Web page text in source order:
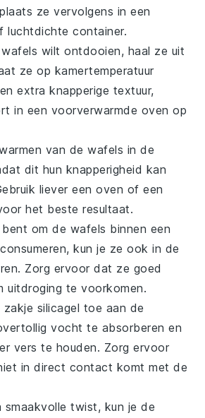
ze vervolgens in een
luchtdichte container.
wilt ontdooien, haal ze uit
ze op kamertemperatuur
extra knapperige textuur,
in een voorverwarmde oven op
van de wafels in de
dit hun knapperigheid kan
liever een oven of een
het beste resultaat.
om de wafels binnen een
kun je ze ook in de
Zorg ervoor dat ze goed
uitdroging te voorkomen.
zakje silicagel toe aan de
vocht te absorberen en
vers te houden. Zorg ervoor
in direct contact komt met de
smaakvolle twist, kun je de